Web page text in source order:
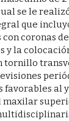
se le
que
coronas
y la
tornillo
favorables al
maxilar